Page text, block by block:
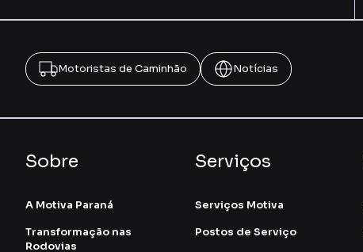
Motoristas de Caminhão Notícias
Sobre
A Motiva Paraná
Transformação nas
Rodovias
Serviços
Serviços Motiva
Postos de Serviço